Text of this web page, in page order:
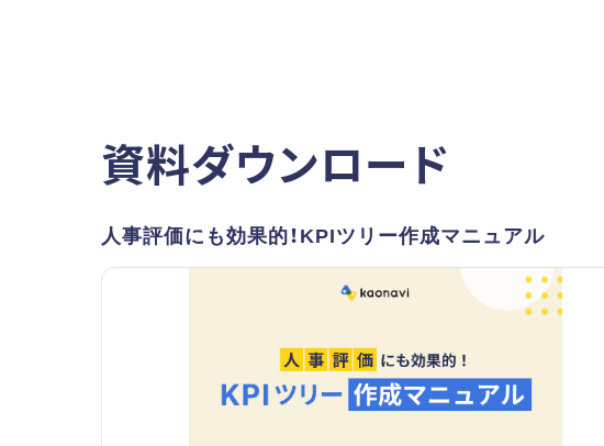
資料ダウンロード
人事評価にも効果的！KPIツリー作成マニュアル